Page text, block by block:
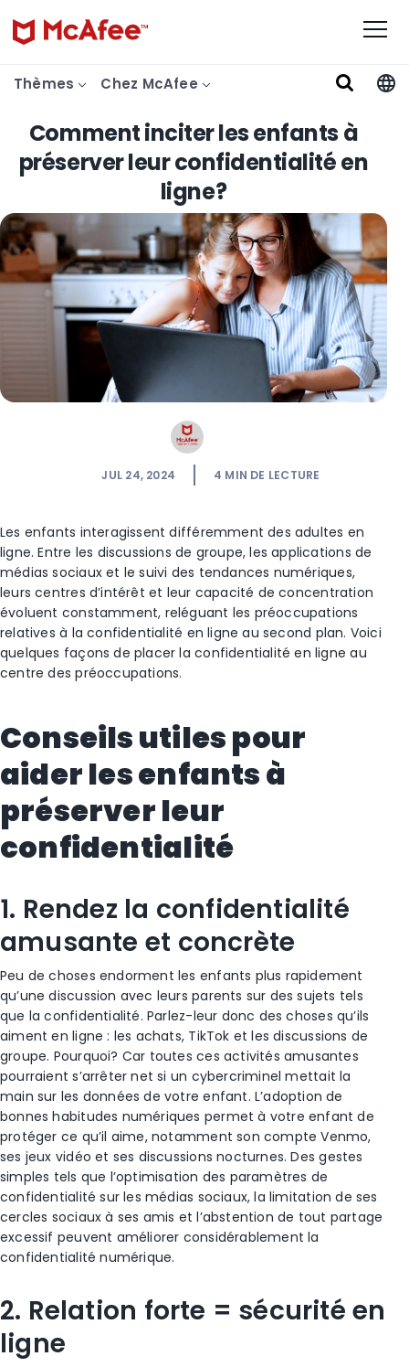
Thèmes Chez McAfee
Comment inciter les enfants à
préserver leur confidentialité en
ligne?
JUL 24, 2024 4 MIN DE LECTURE
Les enfants interagissent différemment des adultes en
ligne. Entre les discussions de groupe, les applications de
médias sociaux et le suivi des tendances numériques,
leurs centres d’intérêt et leur capacité de concentration
évoluent constamment, reléguant les préoccupations
relatives à la confidentialité en ligne au second plan. Voici
quelques façons de placer la confidentialité en ligne au
centre des préoccupations.
Conseils utiles pour
aider les enfants à
préserver leur
confidentialité
1. Rendez la confidentialité
amusante et concrète
Peu de choses endorment les enfants plus rapidement
qu’une discussion avec leurs parents sur des sujets tels
que la confidentialité. Parlez-leur donc des choses qu’ils
aiment en ligne : les achats, TikTok et les discussions de
groupe. Pourquoi? Car toutes ces activités amusantes
pourraient s’arrêter net si un cybercriminel mettait la
main sur les données de votre enfant. L’adoption de
bonnes habitudes numériques permet à votre enfant de
protéger ce qu’il aime, notamment son compte Venmo,
ses jeux vidéo et ses discussions nocturnes. Des gestes
simples tels que l’optimisation des paramètres de
confidentialité sur les médias sociaux, la limitation de ses
cercles sociaux à ses amis et l’abstention de tout partage
excessif peuvent améliorer considérablement la
confidentialité numérique.
2. Relation forte = sécurité en
ligne